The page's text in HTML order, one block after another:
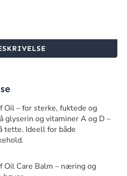
Oil – for sterke, fuktede og
glyserin og vitaminer A og D –
tette. Ideell for både
Oil Care Balm – næring og